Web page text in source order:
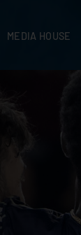
MEDIA HOUSE